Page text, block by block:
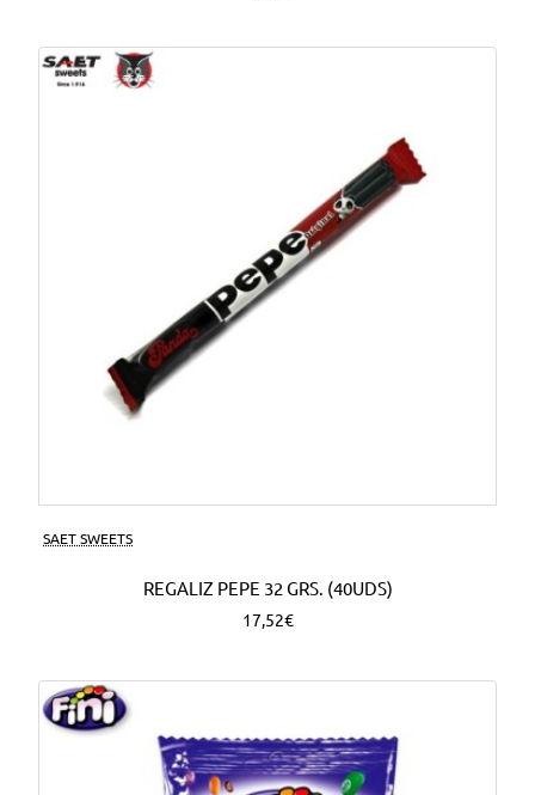
SAET SWEETS
REGALIZ PEPE 32 GRS. (40UDS)
17,52€